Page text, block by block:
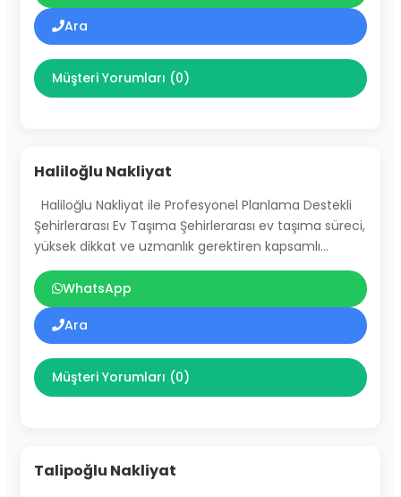
Ara
Müşteri Yorumları (0)
Haliloğlu Nakliyat
Haliloğlu Nakliyat ile Profesyonel Planlama Destekli
Şehirlerarası Ev Taşıma Şehirlerarası ev taşıma süreci,
yüksek dikkat ve uzmanlık gerektiren kapsamlı…
WhatsApp
Ara
Müşteri Yorumları (0)
Talipoğlu Nakliyat